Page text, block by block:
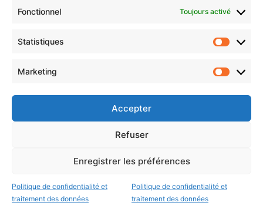
Fonctionnel Toujours activé
Statistiques
Marketing
Accepter
Refuser
Enregistrer les préférences
Politique de confidentialité et
traitement des données
Politique de confidentialité et
traitement des données
Choisissez : matin, soir ou hebdo ?
votre
Metz Plage